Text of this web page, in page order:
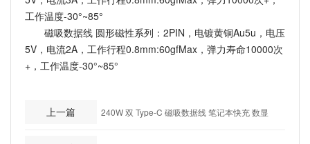
工作温度-30°~85°
磁吸数据线 圆形磁性系列：2PIN，电镀黄铜Au5u，电压
5V，电流2A，工作行程0.8mm:60gfMax，弹力寿命10000次
+，工作温度-30°~85°
上一篇 240W 双 Type-C 磁吸数据线 笔记本快充 数显